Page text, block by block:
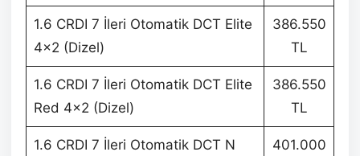
1.6 CRDI 7 İleri Otomatik DCT Elite
4×2 (Dizel)
386.550
TL
1.6 CRDI 7 İleri Otomatik DCT Elite
Red 4×2 (Dizel)
386.550
TL
1.6 CRDI 7 İleri Otomatik DCT N
401.000